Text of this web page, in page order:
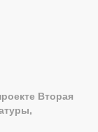
Вторая